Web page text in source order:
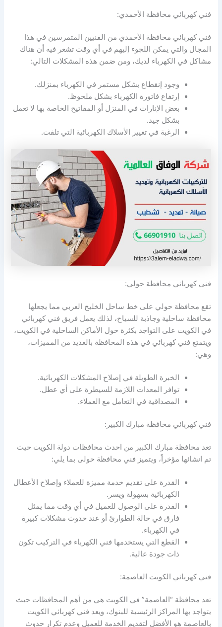
فني كهربائي محافظة الأحمدي:
فني كهربائي محافظة الأحمدي من الفنيين المتمرسين في هذا
المجال والتي يمكن اللجوء إليهم في أي وقت تشعر فيه أن هناك
مشاكل في الكهرباء لديك، ومن ضمن هذه المشكلات التالي:
وجود إنقطاع بشكل مستمر في الكهرباء بمنزلك.
إرتفاع فاتورة الكهرباء بشكل ملحوظ.
بعض الإنارات في المنزل أو المفاتيح الخاصة بها لا تعمل
بشكل جيد.
الرغبة في تغيير الأسلاك الكهربائية التي تلفت.
فنى كهربائي محافظة حولي:
تقع محافظة حولي على خط ساحل الخليج العربي مما يجعلها
محافظة ساحلية وجاذبة للسياح، لذلك يعمل فريق فني كهربائي
في الكويت على التواجد بكثرة حول الأماكن الساحلية في الكويت،
ويتمتع فني كهربائي في هذه المحافظة بالعديد من المميزات،
وهي:
الخبرة الطويلة في إصلاح المشكلات الكهربائية.
توافر المعدات اللازمة للسيطرة على أي عطل.
المصداقية في التعامل مع العملاء.
فني كهربائي محافظة مبارك الكبير:
تعد محافظة مبارك الكبير من احدث محافظات دولة الكويت حيث
تم انشائها مؤخراً، ويتميز فني محافظة حولى بما يلي:
القدرة على تقديم خدمة مميزة للعملاء وإصلاح الأعطال
الكهربائية بسهولة ويسر.
القدرة على الوصول للعميل في أي وقت مما يمثل
فارق في حالة الطوارئ أو عند حدوث مشكلات كبيرة
في الكهرباء.
القطع التي يستخدمها فني الكهرباء في التركيب تكون
ذات جودة عالية.
فني كهربائي الكويت العاصمة:
تعد محافظة “العاصمة” في الكويت هي من أهم المحافظات حيث
يتواجد بها المراكز الرئيسية للبنوك، ويعد فني كهربائي الكويت
بالعاصمة هو الأفضل لتقديم الخدمة للعميل وعدم تكرار حدوث